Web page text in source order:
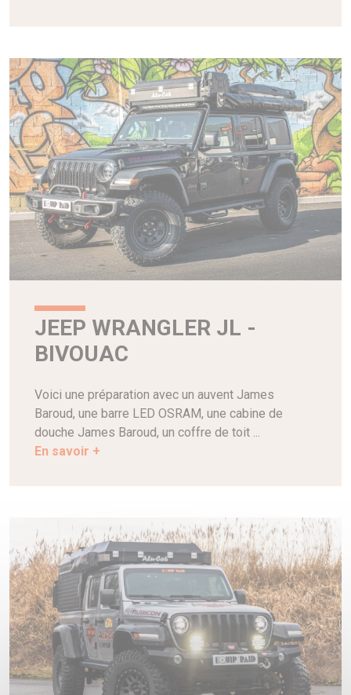
JEEP WRANGLER JL -
BIVOUAC
Voici une préparation avec un auvent James
Baroud, une barre LED OSRAM, une cabine de
douche James Baroud, un coffre de toit ...
En savoir +